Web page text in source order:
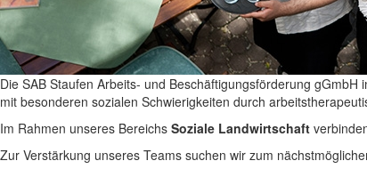
Die SAB Staufen Arbeits- und Beschäftigungsförderung
mit besonderen sozialen Schwierigkeiten durch
Im Rahmen unseres Bereichs Soziale Landwirtschaft
Zur Verstärkung unseres Teams suchen wir zum